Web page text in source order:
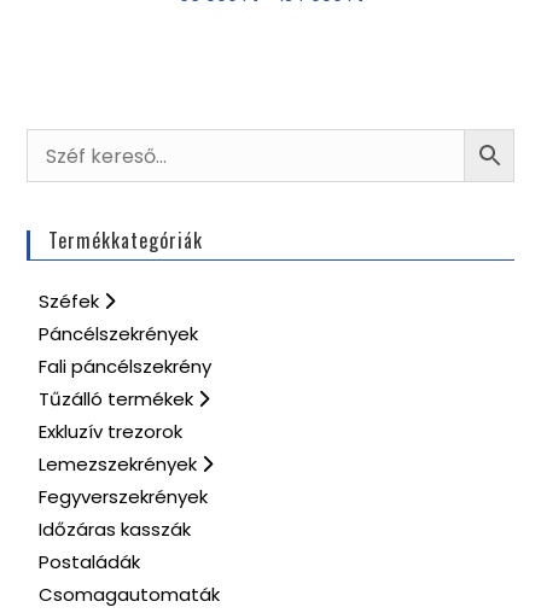
Termékkategóriák
Széfek
Páncélszekrények
Fali páncélszekrény
Tűzálló termékek
Exkluzív trezorok
Lemezszekrények
Fegyverszekrények
Időzáras kasszák
Postaládák
Csomagautomaták